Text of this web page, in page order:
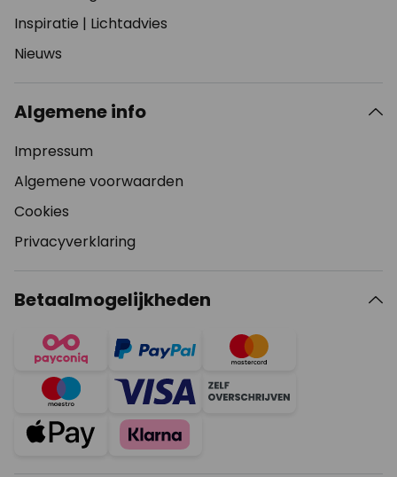
Inspiratie | Lichtadvies
Nieuws
Algemene info
Impressum
Algemene voorwaarden
Cookies
Privacyverklaring
Betaalmogelijkheden